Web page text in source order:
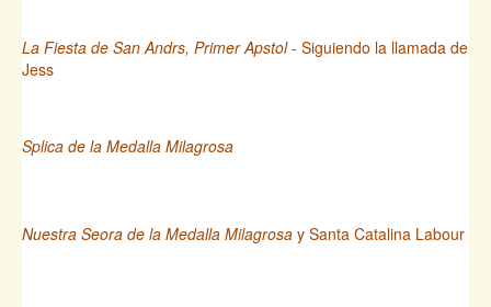
La Fiesta de San Andrs, Primer Apstol- Siguiendo la llamada de
Jess
Splica de la Medalla Milagrosa
Nuestra Seora de la Medalla Milagrosa y Santa Catalina Labour